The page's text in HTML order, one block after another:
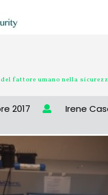
fattore umano nella
2017 Irene